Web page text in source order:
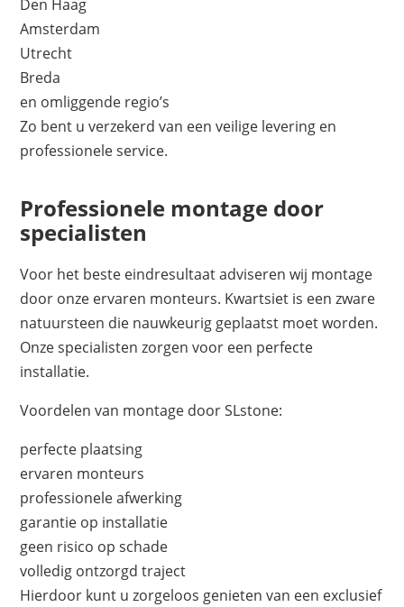
Den Haag
Amsterdam
Utrecht
Breda
en omliggende regio’s
Zo bent u verzekerd van een veilige levering en
professionele service.
Professionele montage door
specialisten
Voor het beste eindresultaat adviseren wij montage
door onze ervaren monteurs. Kwartsiet is een zware
natuursteen die nauwkeurig geplaatst moet worden.
Onze specialisten zorgen voor een perfecte
installatie.
Voordelen van montage door SLstone:
perfecte plaatsing
ervaren monteurs
professionele afwerking
garantie op installatie
geen risico op schade
volledig ontzorgd traject
Hierdoor kunt u zorgeloos genieten van een exclusief